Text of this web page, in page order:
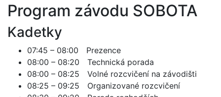
Program závodu SOBOTA
Kadetky
07:45 – 08:00 Prezence
08:00 – 08:20 Technická porada
08:00 – 08:25 Volné rozcvičení na závodišti
08:25 – 09:25 Organizované rozcvičení